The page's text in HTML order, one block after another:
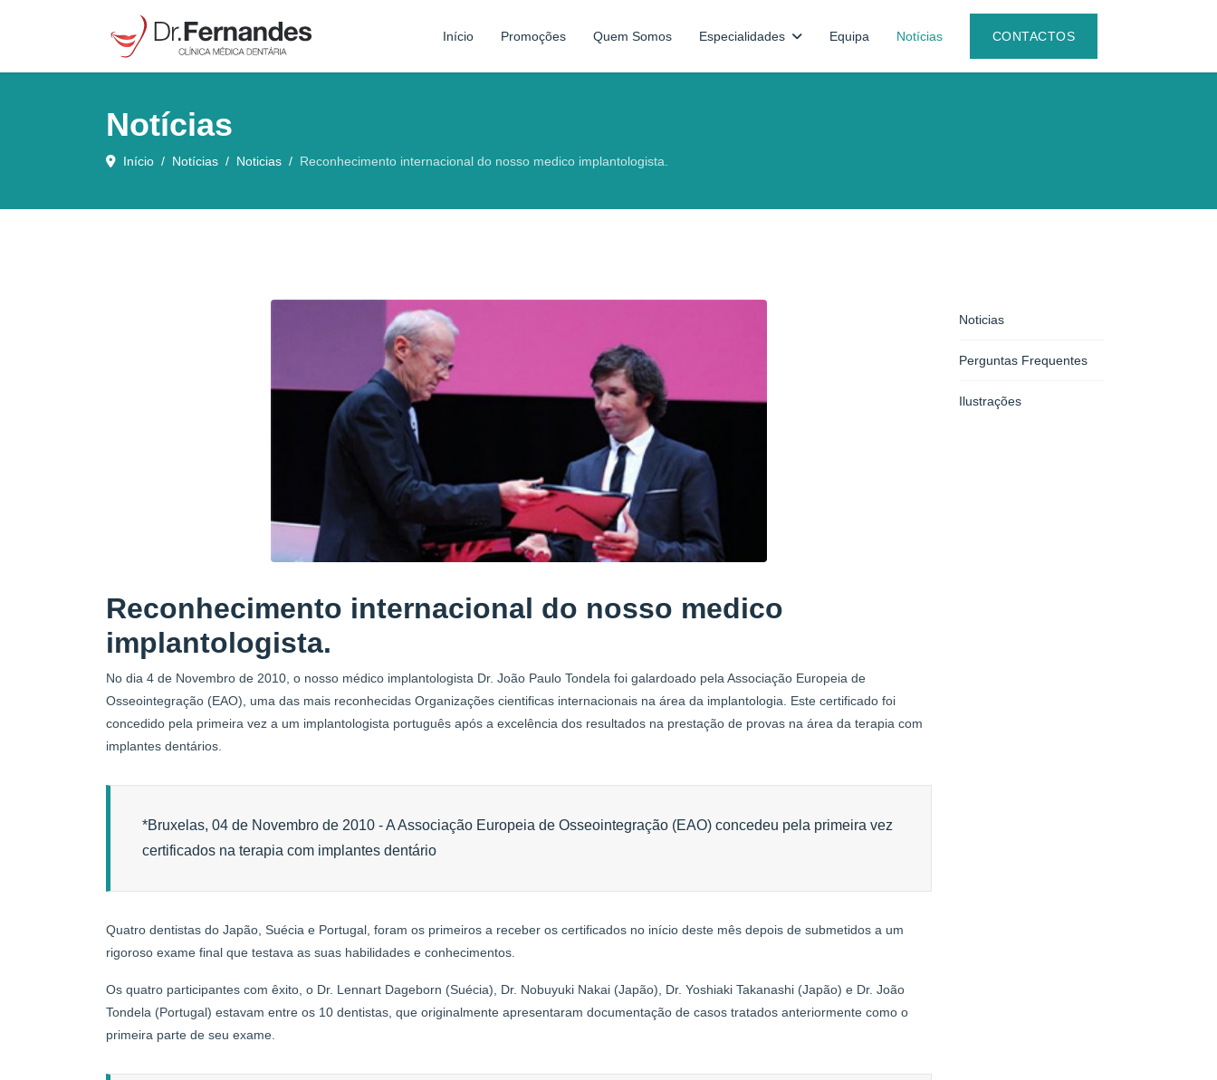
CONTACTOS
Início Promoções Quem Somos Especialidades Equipa Notícias
Notícias
Início Notícias Noticias Reconhecimento internacional do nosso medico implantologista.
Reconhecimento internacional do nosso medico
implantologista.
No dia 4 de Novembro de 2010, o nosso médico implantologista Dr. João Paulo Tondela foi galardoado pela Associação Europeia de
Osseointegração (EAO), uma das mais reconhecidas Organizações cientificas internacionais na área da implantologia. Este certificado foi
concedido pela primeira vez a um implantologista português após a excelência dos resultados na prestação de provas na área da terapia com
implantes dentários.
*Bruxelas, 04 de Novembro de 2010 - A Associação Europeia de Osseointegração (EAO) concedeu pela primeira vez
certificados na terapia com implantes dentário
Quatro dentistas do Japão, Suécia e Portugal, foram os primeiros a receber os certificados no início deste mês depois de submetidos a um
rigoroso exame final que testava as suas habilidades e conhecimentos.
Os quatro participantes com êxito, o Dr. Lennart Dageborn (Suécia), Dr. Nobuyuki Nakai (Japão), Dr. Yoshiaki Takanashi (Japão) e Dr. João
Tondela (Portugal) estavam entre os 10 dentistas, que originalmente apresentaram documentação de casos tratados anteriormente como o
primeira parte de seu exame.
Noticias
Perguntas Frequentes
Ilustrações